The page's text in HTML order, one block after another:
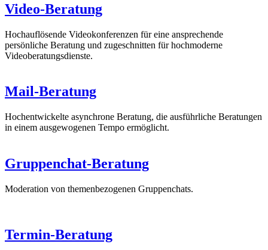
Video-Beratung
Hochauflösende Videokonferenzen für eine ansprechende
persönliche Beratung und zugeschnitten für hochmoderne
Videoberatungsdienste.
Mail-Beratung
Hochentwickelte asynchrone Beratung, die ausführliche Beratungen
in einem ausgewogenen Tempo ermöglicht.
Gruppenchat-Beratung
Moderation von themenbezogenen Gruppenchats.
Termin-Beratung